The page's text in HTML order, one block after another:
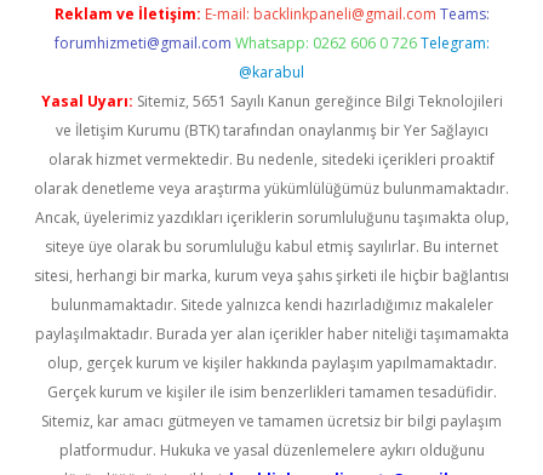
Reklam ve İletişim: E-mail: backlinkpaneli@gmail.com Teams:
forumhizmeti@gmail.com Whatsapp: 0262 606 0 726 Telegram:
@karabul
Yasal Uyarı: Sitemiz, 5651 Sayılı Kanun gereğince Bilgi Teknolojileri
ve İletişim Kurumu (BTK) tarafından onaylanmış bir Yer Sağlayıcı
olarak hizmet vermektedir. Bu nedenle, sitedeki içerikleri proaktif
olarak denetleme veya araştırma yükümlülüğümüz bulunmamaktadır.
Ancak, üyelerimiz yazdıkları içeriklerin sorumluluğunu taşımakta olup,
siteye üye olarak bu sorumluluğu kabul etmiş sayılırlar. Bu internet
sitesi, herhangi bir marka, kurum veya şahıs şirketi ile hiçbir bağlantısı
bulunmamaktadır. Sitede yalnızca kendi hazırladığımız makaleler
paylaşılmaktadır. Burada yer alan içerikler haber niteliği taşımamakta
olup, gerçek kurum ve kişiler hakkında paylaşım yapılmamaktadır.
Gerçek kurum ve kişiler ile isim benzerlikleri tamamen tesadüfidir.
Sitemiz, kar amacı gütmeyen ve tamamen ücretsiz bir bilgi paylaşım
platformudur. Hukuka ve yasal düzenlemelere aykırı olduğunu